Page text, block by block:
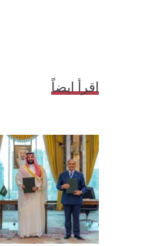
اقرأ ايضاً